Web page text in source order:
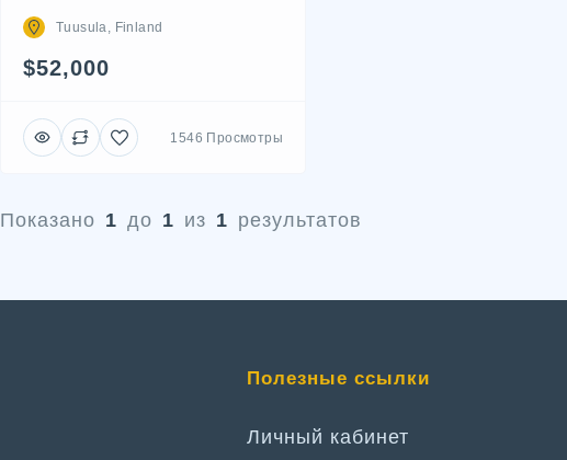
Tuusula, Finland
$52,000
1546 Просмотры
Показано 1 до 1 из 1 результатов
Полезные ссылки
Личный кабинет